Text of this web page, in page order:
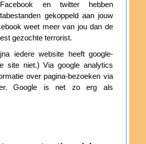
en twitter hebben
gekoppeld aan jouw
weet meer van jou dan de
gezochte terrorist.
iedere website heeft google-
site niet.) Via google analytics
over pagina-bezoeken via
Google is net zo erg als